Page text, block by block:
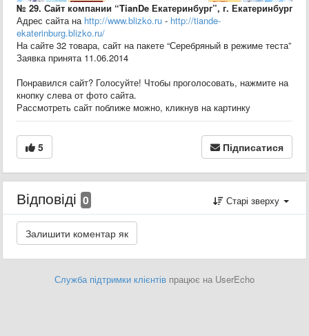
№ 29. Сайт компании “TianDe Екатеринбург”, г. Екатеринбург
Адрес сайта на http://www.blizko.ru - http://tiande-
ekaterinburg.blizko.ru/
На сайте 32 товара, сайт на пакете “Серебряный в режиме теста”
Заявка принята 11.06.2014
Понравился сайт? Голосуйте! Чтобы проголосовать, нажмите на
кнопку слева от фото сайта.
Рассмотреть сайт поближе можно, кликнув на картинку
5 Підписатися
Відповіді 0 Старі зверху
Служба підтримки клієнтів працює на UserEcho